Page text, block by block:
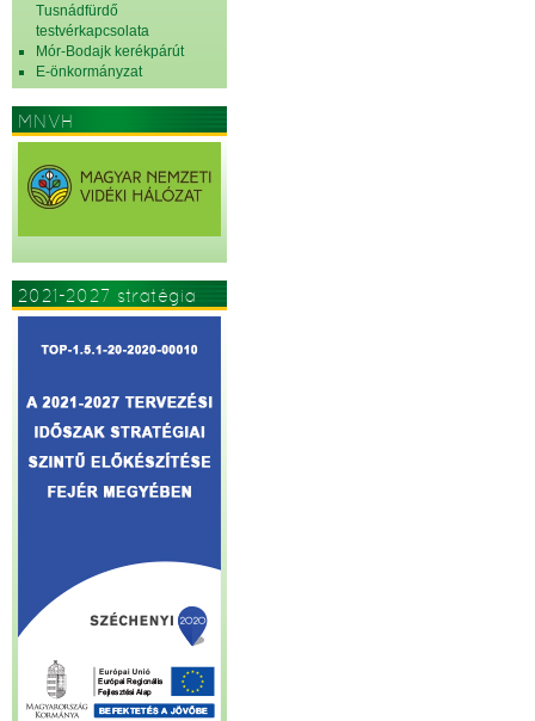
Tusnádfürdő
testvérkapcsolata
Mór-Bodajk kerékpárút
E-önkormányzat
MNVH
2021-2027 stratégia